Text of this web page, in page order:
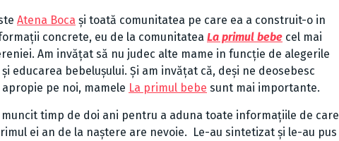
Atena Boca și toată comunitatea pe care ea a construit-o in
concrete, eu de la comunitatea La primul bebe cel mai
Am invățat să nu judec alte mame in funcție de alegerile
educarea bebelușului. Și am invățat că, deși ne deosebesc
pe noi, mamele La primul bebe sunt mai importante.
muncit timp de doi ani pentru a aduna toate informațiile de care
ei an de la naștere are nevoie. Le-au sintetizat și le-au pus